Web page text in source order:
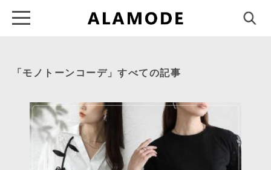
「モノトーンコーデ」すべての記事